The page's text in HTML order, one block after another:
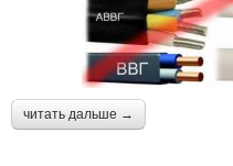
читать дальше →